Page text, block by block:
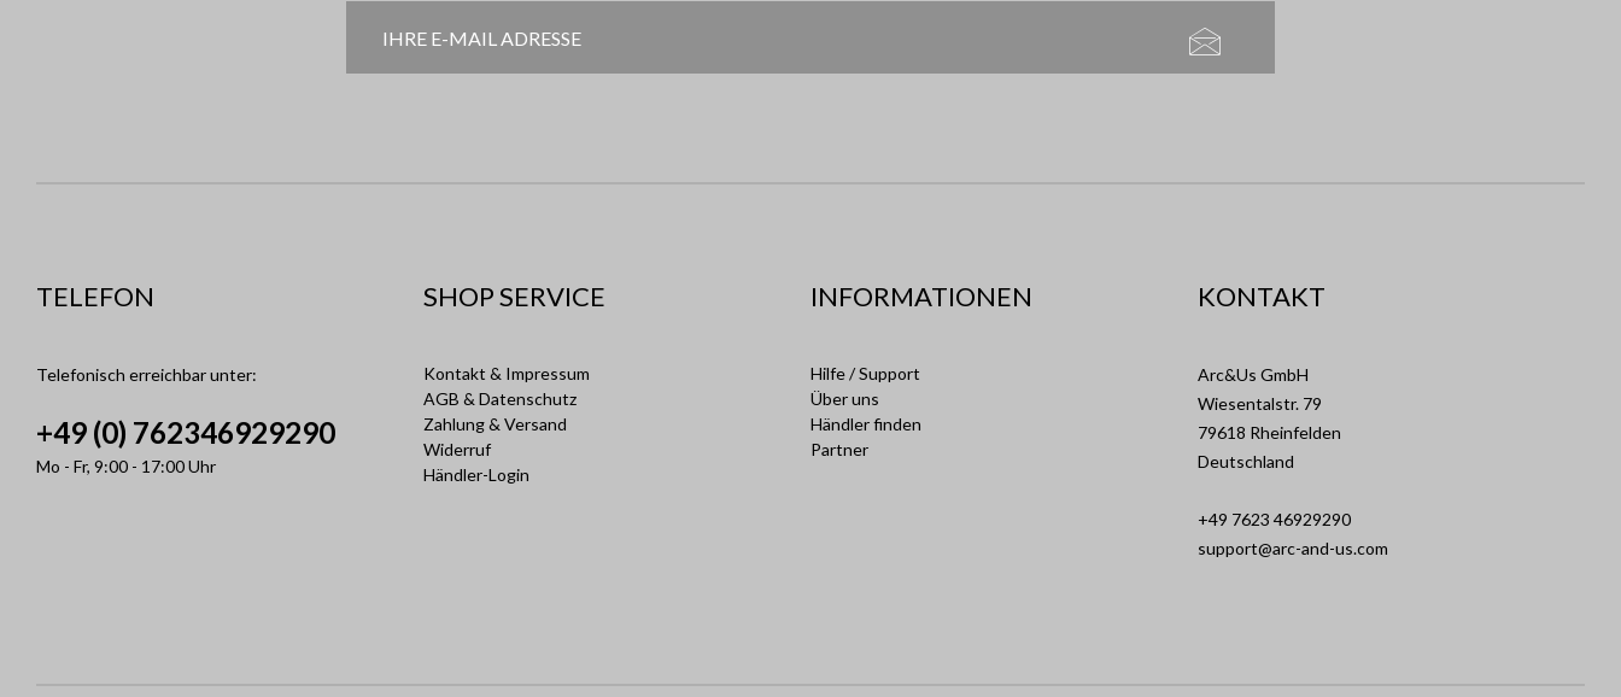
TELEFON
Telefonisch erreichbar unter:
+49 (0) 762346929290
Mo - Fr, 9:00 - 17:00 Uhr
SHOP SERVICE
Kontakt & Impressum
AGB & Datenschutz
Zahlung & Versand
Widerruf
Händler-Login
INFORMATIONEN
Hilfe / Support
Über uns
Händler finden
Partner
KONTAKT
Arc&Us GmbH
Wiesentalstr. 79
79618 Rheinfelden
Deutschland
+49 7623 46929290
support@arc-and-us.com